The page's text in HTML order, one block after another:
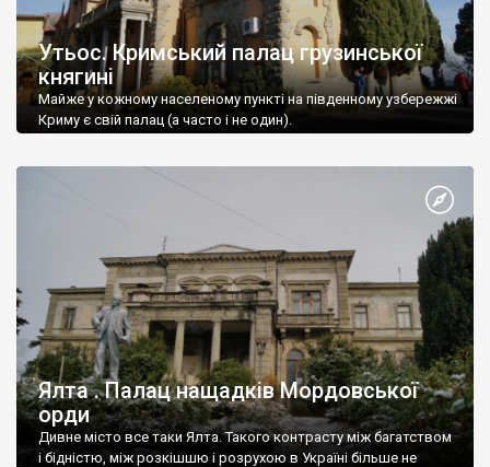
Утьос. Кримський палац грузинської
княгині
Майже у кожному населеному пункті на південному узбережжі
Криму є свій палац (а часто і не один).
Ялта . Палац нащадків Мордовської
орди
Дивне місто все таки Ялта. Такого контрасту між багатством
і бідністю, між розкішшю і розрухою в Україні більше не